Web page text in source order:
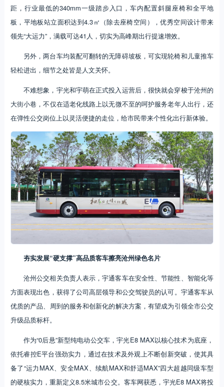
距，行业最低的340mm一级踏步入口，车内配置斜腿座椅和全平地
板，平地板站立面积达到4.3㎡（除去座椅空间），优秀空间设计带来
领先“大运力”，满载可达41人，切实为高峰期出行提速增效。
另外，两台车均装配可翻转的无障碍坡板，可实现轮椅和儿童推车
轻松进出，细节之处皆是人文关怀。
不难想象，宇光和宇萌在正式投入运营后，很快就会穿梭于沧州的
大街小巷，不仅在适老化线路上以无微不至的呵护服务老年人出行，还
在弹性公交岗位上以灵活便捷的走位，给市民带来个性化出行新体验。
夯实发展“硬支撑”高品质客车擦亮沧州绿色名片
沧州公交相关负责人表示，宇通客车在安全性、节能性、智能化等
方面表现出色，获得了公司高层领导和公交驾驶员的认可。宇通客车从
优质的产品、周到的服务和创新化的解决方案，有望成为引领全市公交
升级品质标杆。
作为“0后悬”新型纯电动公交车，宇光E8 MAX以核心技术为底座，
依托睿控E平台强劲实力，通过在技术及外观上不断创新突破，使其具
备了“运力MAX、安全MAX、续航MAX和舒适MAX”四大超越同级车型
的硬核实力，重新定义8.5米城市公交。客车网获悉，宇光E8 MAX将投